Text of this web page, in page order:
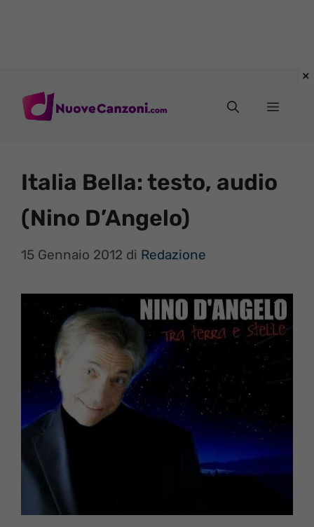
Menu
Italia Bella: testo, audio
(Nino D’Angelo)
15 Gennaio 2012 di Redazione